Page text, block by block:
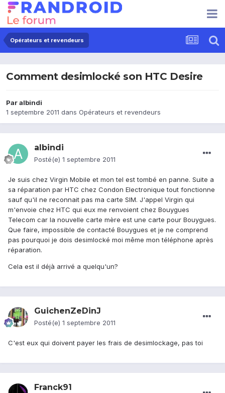
Opérateurs et revendeurs
Comment desimlocké son HTC Desire
Paralbindi
1 septembre 2011 dans Opérateurs et revendeurs
albindi
Posté(e) 1 septembre 2011
Je suis chez Virgin Mobile et mon tel est tombé en panne. Suite a
sa réparation par HTC chez Condon Electronique tout fonctionne
sauf qu'il ne reconnait pas ma carte SIM. J'appel Virgin qui
m'envoie chez HTC qui eux me renvoient chez Bouygues
Telecom car la nouvelle carte mère est une carte pour Bouygues.
Que faire, impossible de contacté Bouygues et je ne comprend
pas pourquoi je dois desimlocké moi même mon téléphone après
réparation.
Cela est il déjà arrivé a quelqu'un?
GuichenZeDinJ
Posté(e) 1 septembre 2011
C'est eux qui doivent payer les frais de desimlockage, pas toi
Franck91